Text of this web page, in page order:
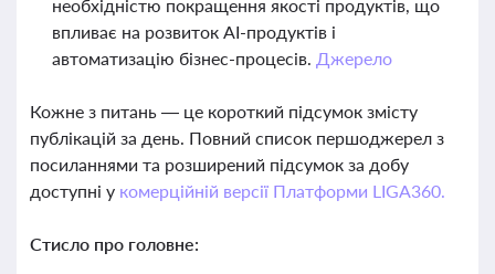
необхідністю покращення якості продуктів, що
впливає на розвиток AI-продуктів і
автоматизацію бізнес-процесів. Джерело
Кожне з питань — це короткий підсумок змісту
публікацій за день. Повний список першоджерел з
посиланнями та розширений підсумок за добу
доступні у комерційній версії Платформи LIGA360.
Стисло про головне: